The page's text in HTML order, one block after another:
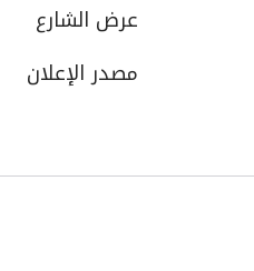
عرض الشارع
مصدر الإعلان